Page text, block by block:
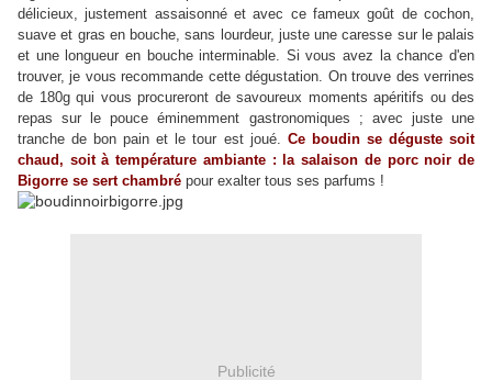
délicieux, justement assaisonné et avec ce fameux goût de cochon,
suave et gras en bouche, sans lourdeur, juste une caresse sur le palais
et une longueur en bouche interminable. Si vous avez la chance d'en
trouver, je vous recommande cette dégustation. On trouve des verrines
de 180g qui vous procureront de savoureux moments apéritifs ou des
repas sur le pouce éminemment gastronomiques ; avec juste une
tranche de bon pain et le tour est joué. Ce boudin se déguste soit
chaud, soit à température ambiante : la salaison de porc noir de
Bigorre se sert chambré pour exalter tous ses parfums !
Publicité